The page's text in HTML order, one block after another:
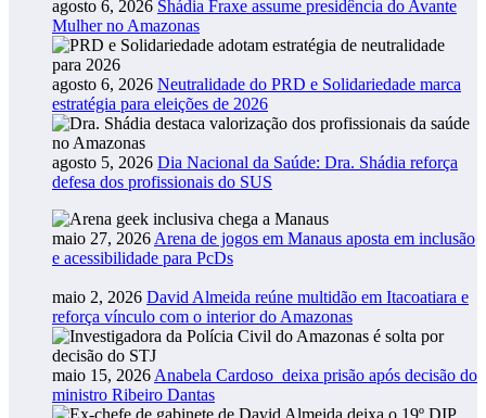
agosto 6, 2026 Shádia Fraxe assume presidência do Avante
Mulher no Amazonas
agosto 6, 2026 Neutralidade do PRD e Solidariedade marca
estratégia para eleições de 2026
agosto 5, 2026 Dia Nacional da Saúde: Dra. Shádia reforça
defesa dos profissionais do SUS
maio 27, 2026 Arena de jogos em Manaus aposta em inclusão
e acessibilidade para PcDs
maio 2, 2026 David Almeida reúne multidão em Itacoatiara e
reforça vínculo com o interior do Amazonas
maio 15, 2026 Anabela Cardoso deixa prisão após decisão do
ministro Ribeiro Dantas